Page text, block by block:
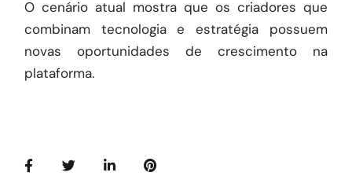
O cenário atual mostra que os criadores que
combinam tecnologia e estratégia possuem
novas oportunidades de crescimento na
plataforma.